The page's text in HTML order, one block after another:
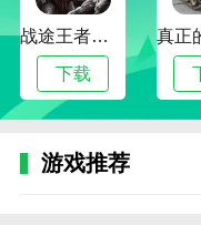
法。
就像这款app的地理
你有相同兴趣爱好的
容也很轻松愉快，没
非常方便的陌生人社
陌生人聊天并分享您
战途王者最新版
下载
游戏推荐